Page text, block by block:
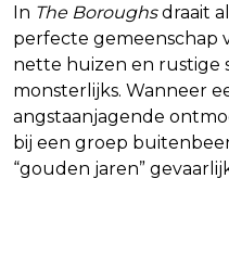
In The Boroughsdraait
perfecte gemeenschap
nette huizen en rustige
monsterlijks. Wanneer
angstaanjagende
bij een groep
“gouden jaren”